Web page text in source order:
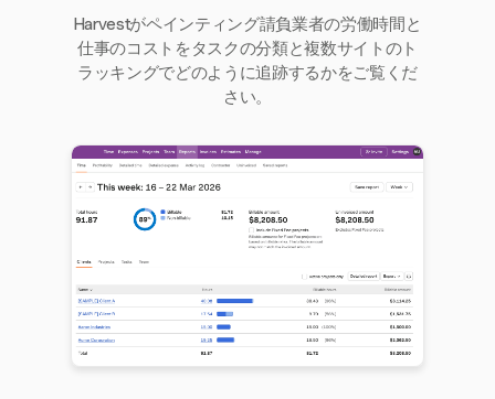
Harvestがペインティング請負業者の労働時間と
仕事のコストをタスクの分類と複数サイトのト
ラッキングでどのように追跡するかをご覧くだ
さい。